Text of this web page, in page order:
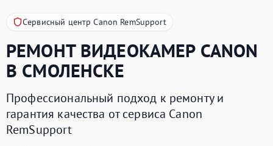
Сервисный центр Canon RemSupport
РЕМОНТ ВИДЕОКАМЕР CANON
В СМОЛЕНСКЕ
Профессиональный подход к ремонту и
гарантия качества от сервиса Canon
RemSupport